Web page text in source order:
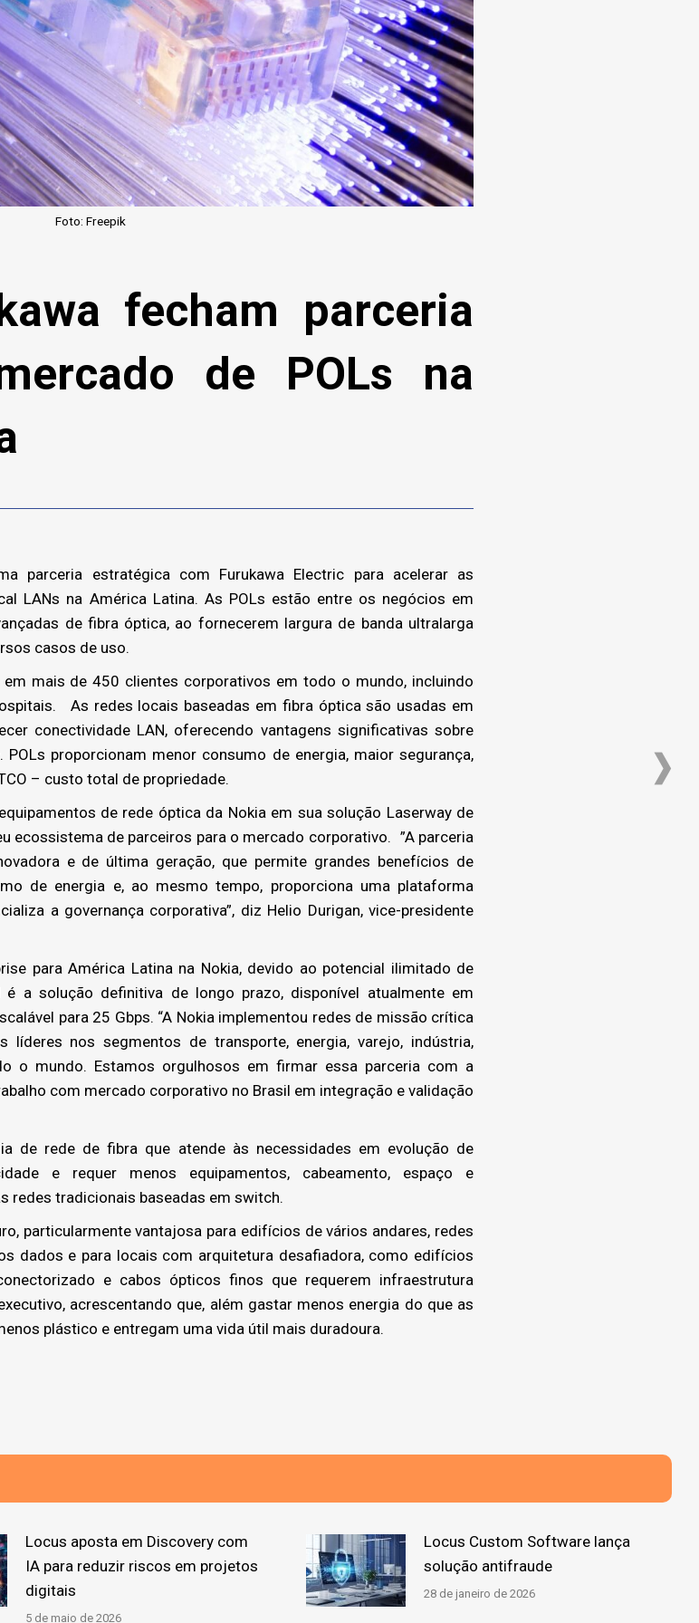
Foto: Freepik
fecham parceria
de POLs na
parceria estratégica com Furukawa Electric para acelerar as
LANs na América Latina. As POLs estão entre os negócios em
de fibra óptica, ao fornecerem largura de banda ultralarga
casos de uso.
mais de 450 clientes corporativos em todo o mundo, incluindo
As redes locais baseadas em fibra óptica são usadas em
conectividade LAN, oferecendo vantagens significativas sobre
proporcionam menor consumo de energia, maior segurança,
– custo total de propriedade.
de rede óptica da Nokia em sua solução Laserway de
ecossistema de parceiros para o mercado corporativo. ”A parceria
e de última geração, que permite grandes benefícios de
de energia e, ao mesmo tempo, proporciona uma plataforma
a governança corporativa”, diz Helio Durigan, vice-presidente
para América Latina na Nokia, devido ao potencial ilimitado de
a solução definitiva de longo prazo, disponível atualmente em
para 25 Gbps. “A Nokia implementou redes de missão crítica
líderes nos segmentos de transporte, energia, varejo, indústria,
o mundo. Estamos orgulhosos em firmar essa parceria com a
com mercado corporativo no Brasil em integração e validação
de rede de fibra que atende às necessidades em evolução de
e requer menos equipamentos, cabeamento, espaço e
redes tradicionais baseadas em switch.
particularmente vantajosa para edifícios de vários andares, redes
dados e para locais com arquitetura desafiadora, como edifícios
e cabos ópticos finos que requerem infraestrutura
acrescentando que, além gastar menos energia do que as
plástico e entregam uma vida útil mais duradoura.
Locus aposta em Discovery com
IA para reduzir riscos em projetos
digitais
5 de maio de 2026
Locus Custom Software lança
solução antifraude
28 de janeiro de 2026